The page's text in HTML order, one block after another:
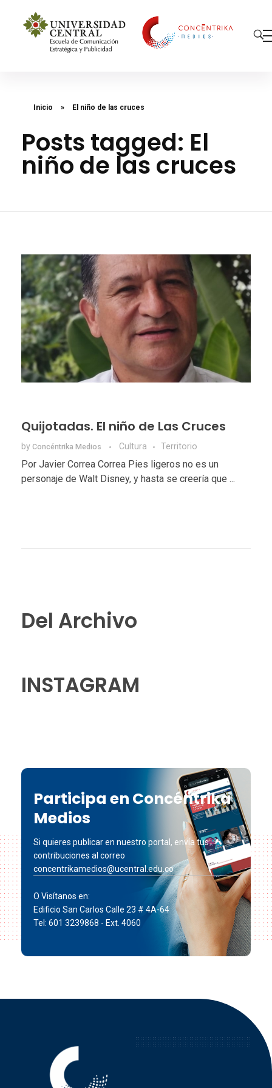
Inicio » El niño de las cruces
Posts tagged: El
niño de las cruces
Quijotadas. El niño de Las Cruces
by Concéntrika Medios Cultura Territorio
Por Javier Correa Correa Pies ligeros no es un
personaje de Walt Disney, y hasta se creería que ...
Del Archivo
INSTAGRAM
Participa en Concéntrika
Medios
Si quieres publicar en nuestro portal, envía tus
contribuciones al correo
concentrikamedios@ucentral.edu.co
O Visítanos en:
Edificio San Carlos Calle 23 # 4A-64
Tel: 601 3239868 - Ext. 4060